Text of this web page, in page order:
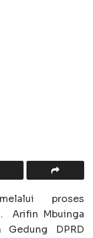
proses
Arifin Mbuinga
Gedung DPRD